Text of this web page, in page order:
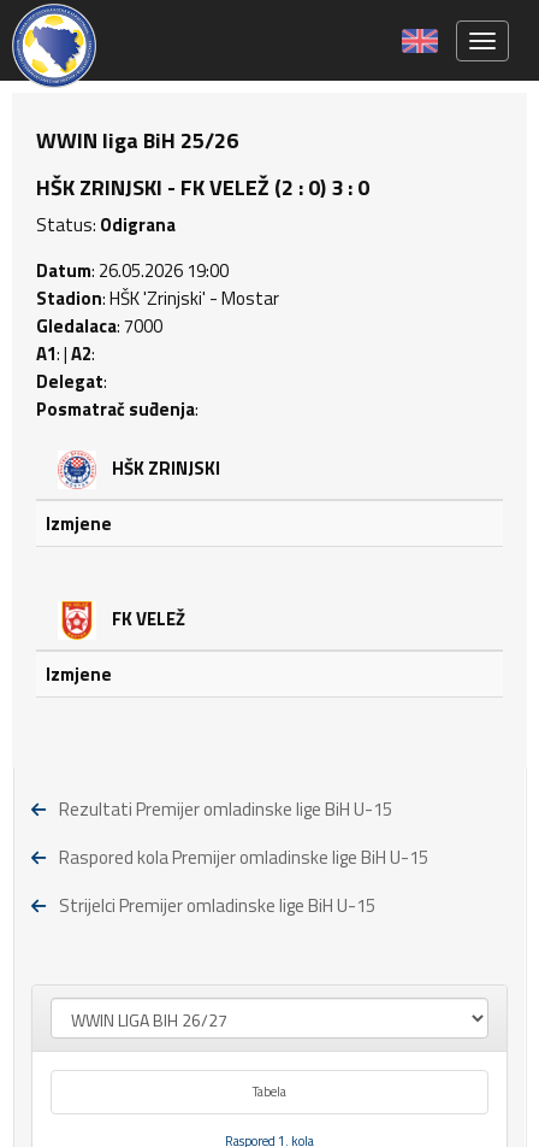
WWIN liga BiH 25/26
HŠK ZRINJSKI - FK VELEŽ (2 : 0) 3 : 0
Status: Odigrana
Datum: 26.05.2026 19:00
Stadion: HŠK 'Zrinjski' - Mostar
Gledalaca: 7000
A1: |A2:
Delegat:
Posmatrač suđenja:
HŠK ZRINJSKI
Izmjene
FK VELEŽ
Izmjene
Rezultati Premijer omladinske lige BiH U-15
Raspored kola Premijer omladinske lige BiH U-15
Strijelci Premijer omladinske lige BiH U-15
Tabela
Raspored 1. kola